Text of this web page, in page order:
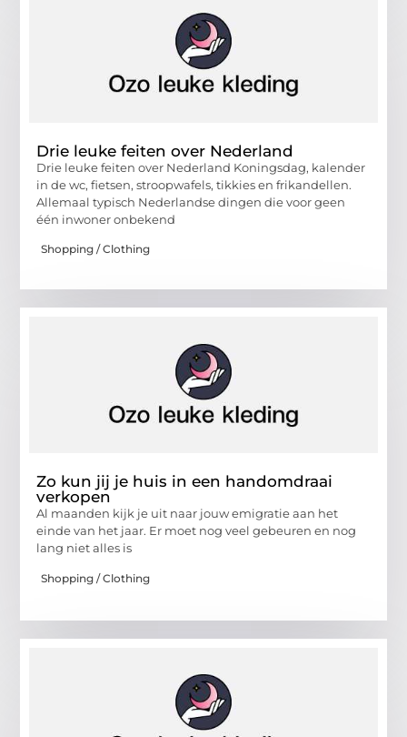
Drie leuke feiten over Nederland
Drie leuke feiten over Nederland Koningsdag, kalender
in de wc, fietsen, stroopwafels, tikkies en frikandellen.
Allemaal typisch Nederlandse dingen die voor geen
één inwoner onbekend
Shopping / Clothing
Zo kun jij je huis in een handomdraai
verkopen
Al maanden kijk je uit naar jouw emigratie aan het
einde van het jaar. Er moet nog veel gebeuren en nog
lang niet alles is
Shopping / Clothing